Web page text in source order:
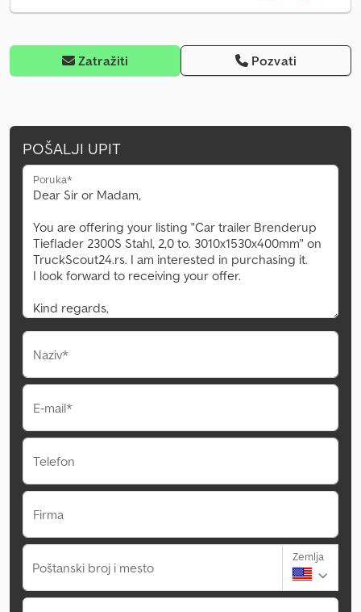
Zatražiti Pozvati
POŠALJI UPIT
Poruka*
Naziv*
E-mail*
Telefon
Firma
Poštanski broj i mesto
Zemlja